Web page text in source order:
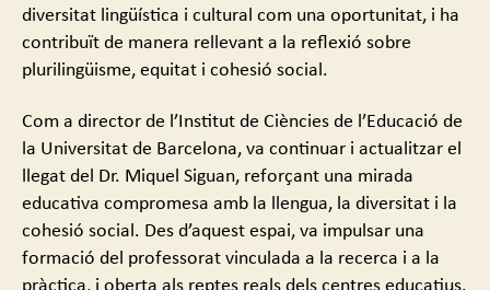
diversitat lingüística i cultural com una oportunitat, i ha
contribuït de manera rellevant a la reflexió sobre
plurilingüisme, equitat i cohesió social.
Com a director de l’Institut de Ciències de l’Educació de
la Universitat de Barcelona, va continuar i actualitzar el
llegat del Dr. Miquel Siguan, reforçant una mirada
educativa compromesa amb la llengua, la diversitat i la
cohesió social. Des d’aquest espai, va impulsar una
formació del professorat vinculada a la recerca i a la